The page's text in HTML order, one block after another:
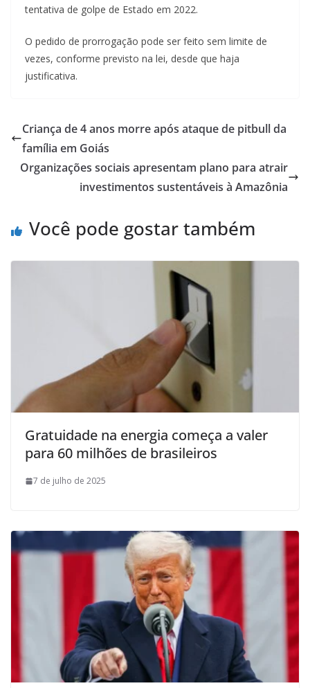
tentativa de golpe de Estado em 2022.
O pedido de prorrogação pode ser feito sem limite de
vezes, conforme previsto na lei, desde que haja
justificativa.
Criança de 4 anos morre após ataque de pitbull da
família em Goiás
Organizações sociais apresentam plano para atrair
investimentos sustentáveis à Amazônia
Você pode gostar também
Gratuidade na energia começa a valer
para 60 milhões de brasileiros
7 de julho de 2025